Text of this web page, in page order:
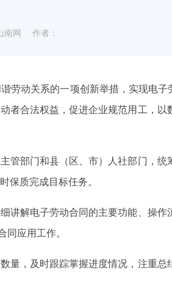
南网 作者：
劳动关系的一项创新举措，实现电
者合法权益，促进企业规范用工，以
管部门和县（区、市）人社部门，统
保质完成目标任务。
讲解电子劳动合同的主要功能、操作
应用工作。
，及时跟踪掌握进度情况，注重总